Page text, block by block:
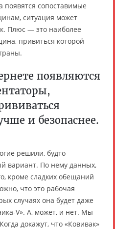
появятся сопоставимые
ситуация может
Плюс — это наиболее
привиться которой
появляются
и безопаснее.
решили, будто
вариант. По нему данных,
кроме сладких обещаний
что это рабочая
случаях она будет даже
V». А, может, и нет. Мы
докажут, что «Ковивак»